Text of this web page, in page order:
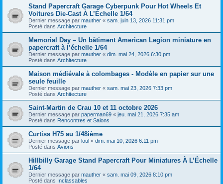
Stand Papercraft Garage Cyberpunk Pour Hot Wheels Et
Voitures Die-Cast À L’Échelle 1/64
Dernier message par mauther « sam. juin 13, 2026 11:31 pm
Posté dans Architecture
Memorial Day – Un bâtiment American Legion miniature en
papercraft à l’échelle 1/64
Dernier message par mauther « dim. mai 24, 2026 6:30 pm
Posté dans Architecture
Maison médiévale à colombages - Modèle en papier sur une
seule feuille
Dernier message par mauther « sam. mai 23, 2026 7:33 pm
Posté dans Architecture
Saint-Martin de Crau 10 et 11 octobre 2026
Dernier message par paperman69 « jeu. mai 21, 2026 7:35 am
Posté dans Rencontres et Salons
Curtiss H75 au 1/48ième
Dernier message par loul « dim. mai 10, 2026 6:11 pm
Posté dans Avions
Hillbilly Garage Stand Papercraft Pour Miniatures À L’Échelle
1/64
Dernier message par mauther « sam. mai 09, 2026 8:10 pm
Posté dans Inclassables